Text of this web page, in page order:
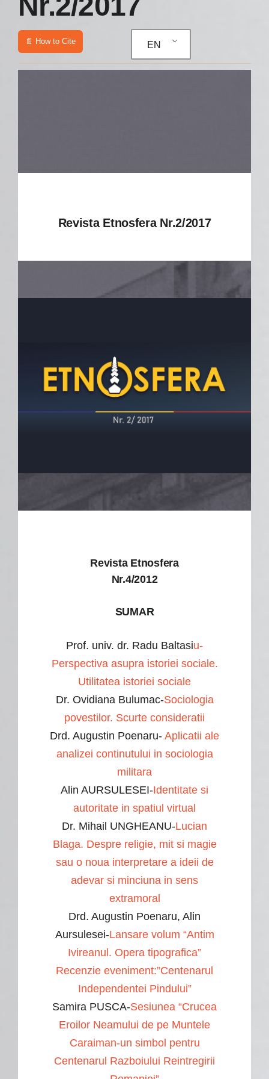
📄 How to Cite EN
Revista Etnosfera Nr.2/2017
Revista Etnosfera
Nr.4/2012
SUMAR
Prof. univ. dr. Radu Baltasiu-
Perspectiva asupra istoriei sociale.
Utilitatea istoriei sociale
Dr. Ovidiana Bulumac-Sociologia
povestilor. Scurte consideratii
Drd. Augustin Poenaru- Aplicatii ale
analizei continutului in sociologia
militara
Alin AURSULESEI-Identitate si
autoritate in spatiul virtual
Dr. Mihail UNGHEANU-Lucian
Blaga. Despre religie, mit si magie
sau o noua interpretare a ideii de
adevar si minciuna in sens
extramoral
Drd. Augustin Poenaru, Alin
Aursulesei-Lansare volum “Antim
Ivireanul. Opera tipografica”
Recenzie eveniment:”Centenarul
Independentei Pindului”
Samira PUSCA-Sesiunea “Crucea
Eroilor Neamului de pe Muntele
Caraiman-un simbol pentru
Centenarul Razboiului Reintregirii